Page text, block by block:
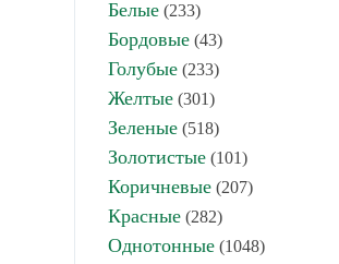
Белые (233)
Бордовые (43)
Голубые (233)
Желтые (301)
Зеленые (518)
Золотистые (101)
Коричневые (207)
Красные (282)
Однотонные (1048)